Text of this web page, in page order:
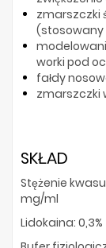
zmarszczki
(stosowany
worki pod
fałdy
zmarszczki
SKŁAD
Stężenie
mg/ml
Lidokaina: 0,3%